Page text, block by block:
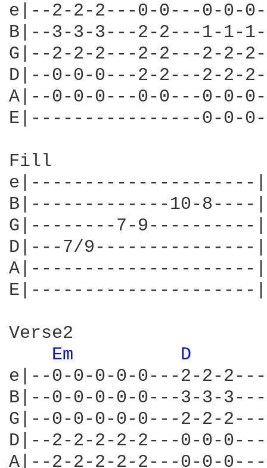
e|--2-2-2---0-0---0-0-
B|--3-3-3---2-2---1-1-
G|--2-2-2---2-2---2-2-
D|--0-0-0---2-2---2-2-
A|--0-0-0---0-0---0-0-
E|----------------0-0-
Fill
e|---------------------|
B|-------------10-8----|
G|--------7-9----------|
D|---7/9---------------|
A|---------------------|
E|---------------------|
Verse2
Em
D
e|--0-0-0-0-0---2-2-
B|--0-0-0-0-0---3-3-
G|--0-0-0-0-0---2-2-
D|--2-2-2-2-2---0-0-
A|--2-2-2-2-2---0-0-